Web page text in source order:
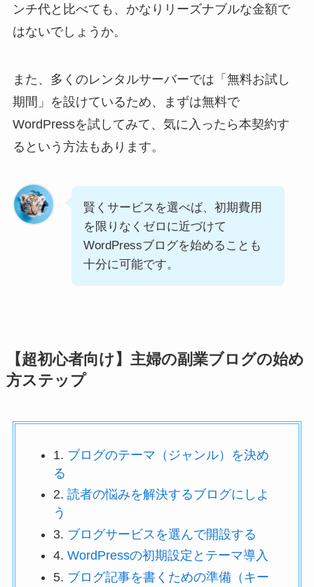
ンチ代と比べても、かなりリーズナブルな金額で
はないでしょうか。
また、多くのレンタルサーバーでは「無料お試し
期間」を設けているため、まずは無料で
WordPressを試してみて、気に入ったら本契約す
るという方法もあります。
賢くサービスを選べば、初期費用
を限りなくゼロに近づけて
WordPressブログを始めることも
十分に可能です。
【超初心者向け】主婦の副業ブログの始め
方ステップ
1. ブログのテーマ（ジャンル）を決め
る
2. 読者の悩みを解決するブログにしよ
う
3. ブログサービスを選んで開設する
4. WordPressの初期設定とテーマ導入
5. ブログ記事を書くための準備（キー